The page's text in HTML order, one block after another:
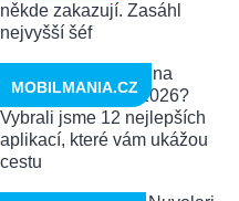
MOBILMANIA.CZ